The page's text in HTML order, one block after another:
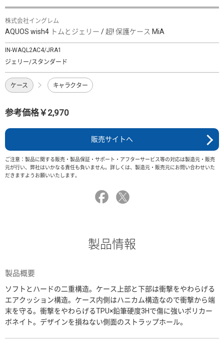
株式会社イングレム
AQUOS wish4 トムとジェリー / 超! 保護ケース MiA
IN-WAQL2AC4/JRA1
ジェリー/スタンダード
ケース キャラクター
参考価格￥2,970
販売サイトへ
ご注意：製品に関する販売・製品保証・サポート・アフターサービス等の対応は製造元・販売
元が行い、弊社はいかなる責任も負いません。詳しくは、製造元・販売元にお問い合わせいた
だきますようお願いいたします。
製品情報
製品概要
ソフトとハードの二重構造。ケース上部と下部は衝撃をやわらげる
エアクッション構造。ケース内側はハニカム構造なので衝撃から端
末を守る。衝撃をやわらげるTPU×鉛筆硬度3Hで傷に強いポリカー
ボネイト。デザインを損ねない側面のストラップホール。